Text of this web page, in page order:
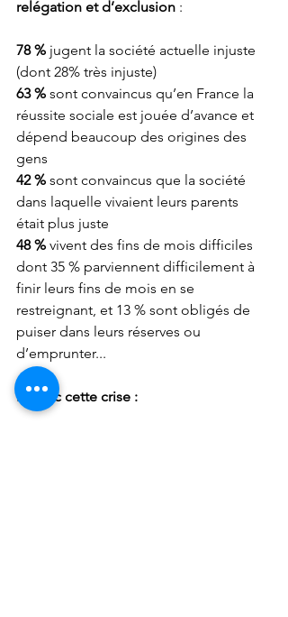
relégation et d’exclusion :
78 % jugent la société actuelle injuste
(dont 28% très injuste)
63 % sont convaincus qu’en France la
réussite sociale est jouée d’avance et
dépend beaucoup des origines des
gens
42 % sont convaincus que la société
dans laquelle vivaient leurs parents
était plus juste
48 % vivent des fins de mois difficiles
dont 35 % parviennent difficilement à
finir leurs fins de mois en se
restreignant, et 13 % sont obligés de
puiser dans leurs réserves ou
d’emprunter...
Et avec cette crise :